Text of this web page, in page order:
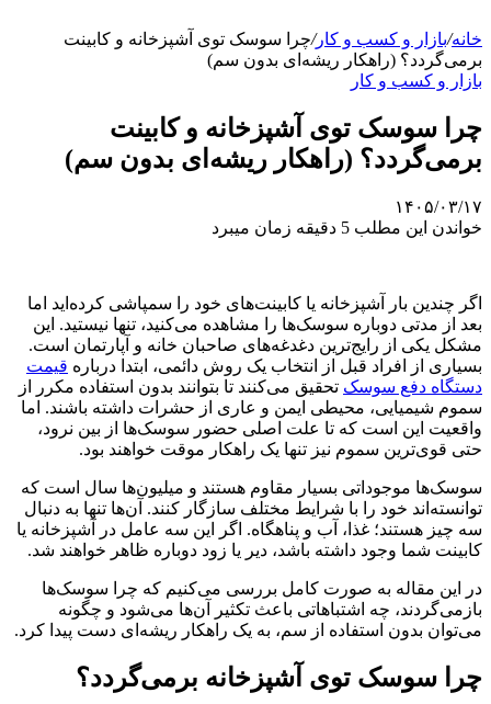
خانه/بازار و کسب و کار/چرا سوسک توی آشپزخانه و کابینت
برمی‌گردد؟ (راهکار ریشه‌ای بدون سم)
بازار و کسب و کار
چرا سوسک توی آشپزخانه و کابینت
برمی‌گردد؟ (راهکار ریشه‌ای بدون سم)
۱۴۰۵/۰۳/۱۷
خواندن این مطلب 5 دقیقه زمان میبرد
اگر چندین بار آشپزخانه یا کابینت‌های خود را سمپاشی کرده‌اید اما
بعد از مدتی دوباره سوسک‌ها را مشاهده می‌کنید، تنها نیستید. این
مشکل یکی از رایج‌ترین دغدغه‌های صاحبان خانه و آپارتمان است.
بسیاری از افراد قبل از انتخاب یک روش دائمی، ابتدا درباره قیمت
دستگاه دفع سوسک تحقیق می‌کنند تا بتوانند بدون استفاده مکرر از
سموم شیمیایی، محیطی ایمن و عاری از حشرات داشته باشند. اما
واقعیت این است که تا علت اصلی حضور سوسک‌ها از بین نرود،
حتی قوی‌ترین سموم نیز تنها یک راهکار موقت خواهند بود.
سوسک‌ها موجوداتی بسیار مقاوم هستند و میلیون‌ها سال است که
توانسته‌اند خود را با شرایط مختلف سازگار کنند. آن‌ها تنها به دنبال
سه چیز هستند؛ غذا، آب و پناهگاه. اگر این سه عامل در آشپزخانه یا
کابینت شما وجود داشته باشد، دیر یا زود دوباره ظاهر خواهند شد.
در این مقاله به صورت کامل بررسی می‌کنیم که چرا سوسک‌ها
بازمی‌گردند، چه اشتباهاتی باعث تکثیر آن‌ها می‌شود و چگونه
می‌توان بدون استفاده از سم، به یک راهکار ریشه‌ای دست پیدا کرد.
چرا سوسک توی آشپزخانه برمی‌گردد؟